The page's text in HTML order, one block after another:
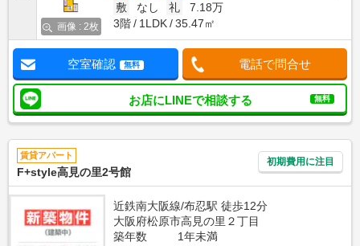
画像 : 2枚
敷
なし 礼
7.18万
3階
1LDK 35.47㎡
空室確認 無料 電話で問合せ
お店にLINEで相談する 無料
賃貸アパート
F+style高見の里2号館
初期費用に注目
近鉄南大阪線/布忍駅 徒歩12分
大阪府松原市高見の里２丁目
築年数
1年未満